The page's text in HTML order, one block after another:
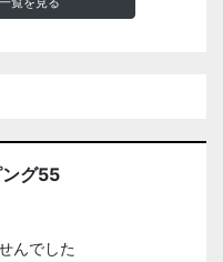
グ55
んでした